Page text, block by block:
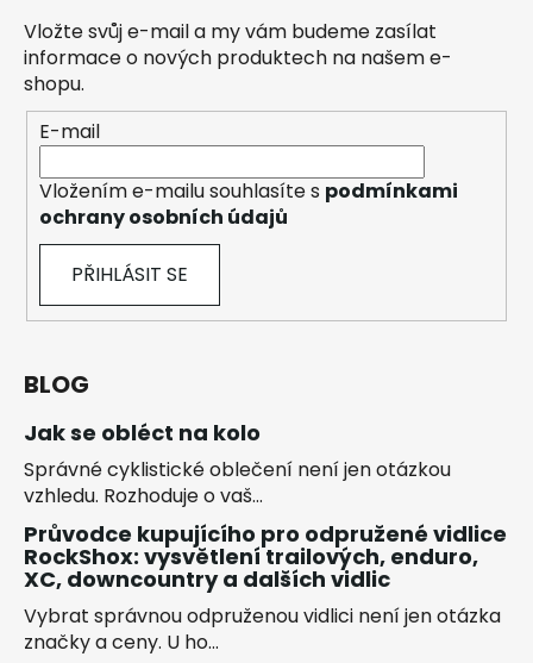
Vložte svůj e-mail a my vám budeme zasílat
informace o nových produktech na našem e-
shopu.
E-mail
Vložením e-mailu souhlasíte s podmínkami
ochrany osobních údajů
PŘIHLÁSIT SE
BLOG
Jak se obléct na kolo
Správné cyklistické oblečení není jen otázkou
vzhledu. Rozhoduje o vaš...
Průvodce kupujícího pro odpružené vidlice
RockShox: vysvětlení trailových, enduro,
XC, downcountry a dalších vidlic
Vybrat správnou odpruženou vidlici není jen otázka
značky a ceny. U ho...